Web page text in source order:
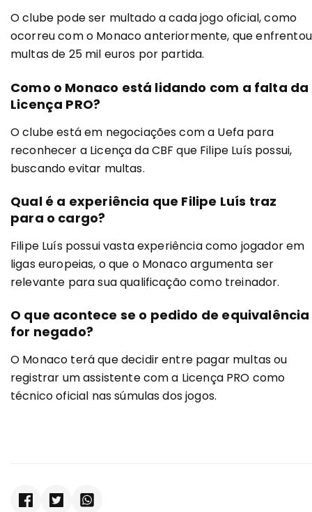
O clube pode ser multado a cada jogo oficial, como
ocorreu com o Monaco anteriormente, que enfrentou
multas de 25 mil euros por partida.
Como o Monaco está lidando com a falta da
Licença PRO?
O clube está em negociações com a Uefa para
reconhecer a Licença da CBF que Filipe Luís possui,
buscando evitar multas.
Qual é a experiência que Filipe Luís traz
para o cargo?
Filipe Luís possui vasta experiência como jogador em
ligas europeias, o que o Monaco argumenta ser
relevante para sua qualificação como treinador.
O que acontece se o pedido de equivalência
for negado?
O Monaco terá que decidir entre pagar multas ou
registrar um assistente com a Licença PRO como
técnico oficial nas súmulas dos jogos.